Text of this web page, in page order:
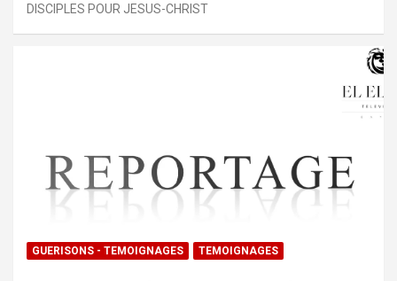
DISCIPLES POUR JESUS-CHRIST
GUERISONS - TEMOIGNAGES TEMOIGNAGES